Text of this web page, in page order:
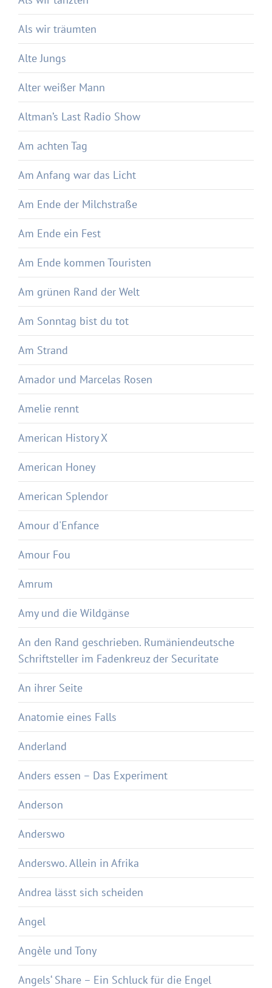
Als wir träumten
Alte Jungs
Alter weißer Mann
Altman’s Last Radio Show
Am achten Tag
Am Anfang war das Licht
Am Ende der Milchstraße
Am Ende ein Fest
Am Ende kommen Touristen
Am grünen Rand der Welt
Am Sonntag bist du tot
Am Strand
Amador und Marcelas Rosen
Amelie rennt
American History X
American Honey
American Splendor
Amour d'Enfance
Amour Fou
Amrum
Amy und die Wildgänse
An den Rand geschrieben. Rumäniendeutsche
Schriftsteller im Fadenkreuz der Securitate
An ihrer Seite
Anatomie eines Falls
Anderland
Anders essen – Das Experiment
Anderson
Anderswo
Anderswo. Allein in Afrika
Andrea lässt sich scheiden
Angel
Angèle und Tony
Angels‘ Share – Ein Schluck für die Engel